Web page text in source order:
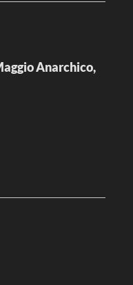
Anarchico,